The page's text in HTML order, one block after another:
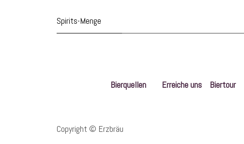
Spirits-Menge
Bierquellen Erreiche uns Biertour
Copyright © Erzbräu